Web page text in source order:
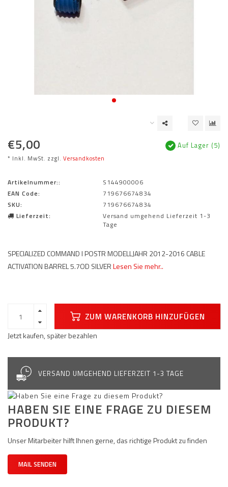
€5,00
* Inkl. MwSt. zzgl. Versandkosten
Auf Lager (5)
Artikelnummer::
S144900006
EAN Code:
719676674834
SKU:
719676674834
Lieferzeit:
Versand umgehend Lieferzeit 1-3
Tage
SPECIALIZED COMMAND I POSTR MODELLJAHR 2012-2016 CABLE
ACTIVATION BARREL 5.7OD SILVERLesen Sie mehr..
ZUM WARENKORB HINZUFÜGEN
Jetzt kaufen, später bezahlen
VERSAND UMGEHEND LIEFERZEIT 1-3 TAGE
HABEN SIE EINE FRAGE ZU DIESEM
PRODUKT?
Unser Mitarbeiter hilft Ihnen gerne, das richtige Produkt zu finden
MAIL SENDEN